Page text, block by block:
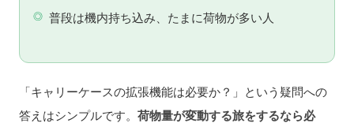
普段は機内持ち込み、たまに荷物が多い人
「キャリーケースの拡張機能は必要か？」という疑問への
答えはシンプルです。 荷物量が変動する旅をするなら必